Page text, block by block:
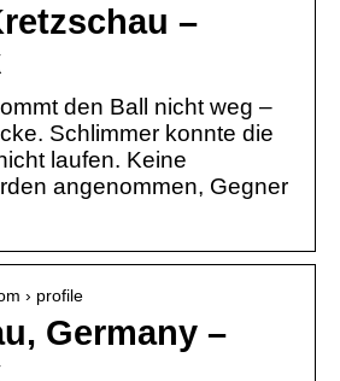
–
den Ball nicht weg –
Schlimmer konnte die
laufen. Keine
angenommen, Gegner
› profile
Germany –